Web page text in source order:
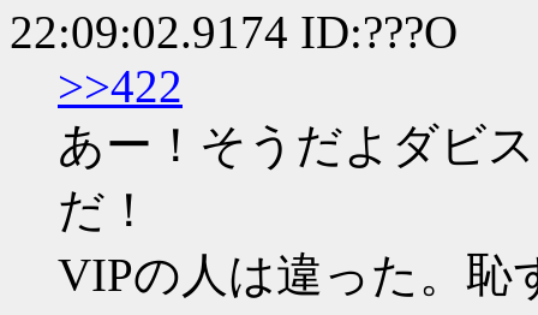
22:09:02.9174 ID:???O
>>422
あー！そうだよダビ
だ！
VIPの人は違った。恥